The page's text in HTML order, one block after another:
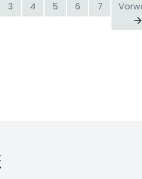
3 4 5 6 7